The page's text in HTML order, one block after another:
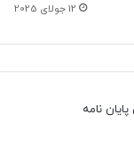
12 جولای 2025
نامه